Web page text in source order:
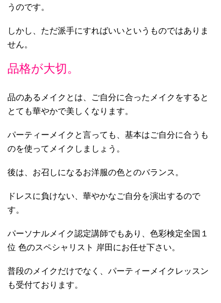
うのです。
しかし、ただ派手にすればいいというものではありま
せん。
品格が大切。
品のあるメイクとは、ご自分に合ったメイクをすると
とても華やかで美しくなります。
パーティーメイクと言っても、基本はご自分に合うも
のを使ってメイクしましょう。
後は、お召しになるお洋服の色とのバランス。
ドレスに負けない、華やかなご自分を演出するので
す。
パーソナルメイク認定講師でもあり、色彩検定全国１
位 色のスペシャリスト 岸田にお任せ下さい。
普段のメイクだけでなく、パーティーメイクレッスン
も受付ております。